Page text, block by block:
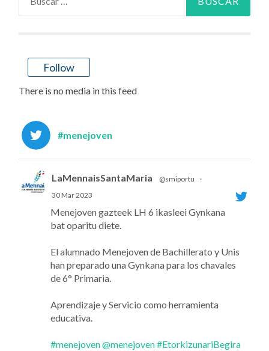
Follow
There is no media in this feed
#menejoven
LaMennaisSantaMaria @smiportu
·
30 Mar 2023
Menejoven gazteek LH 6 ikasleei Gynkana
bat oparitu diete.
El alumnado Menejoven de Bachillerato y Unis
han preparado una Gynkana para los chavales
de 6° Primaria.
Aprendizaje y Servicio como herramienta
educativa.
#menejoven@menejoven#EtorkizunariBegira